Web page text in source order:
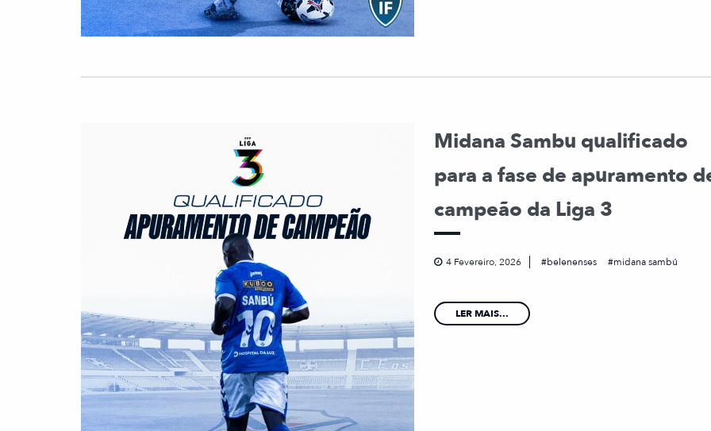
Midana Sambu qualificado
para a fase de apuramento
campeão da Liga 3
4 Fevereiro, 2026 belenenses midana sambú
LER MAIS...